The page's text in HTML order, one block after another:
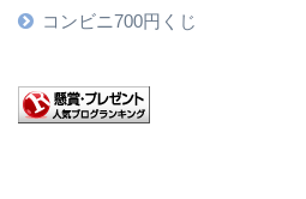
コンビニ700円くじ